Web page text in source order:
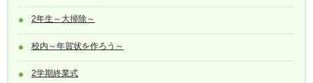
2年生～大掃除～
校内～年賀状を作ろう～
2学期終業式